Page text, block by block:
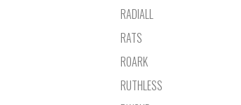
RADIALL
RATS
ROARK
RUTHLESS